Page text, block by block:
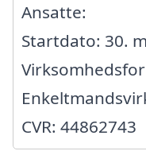
Ansatte:
Startdato: 30.
CVR: 44862743